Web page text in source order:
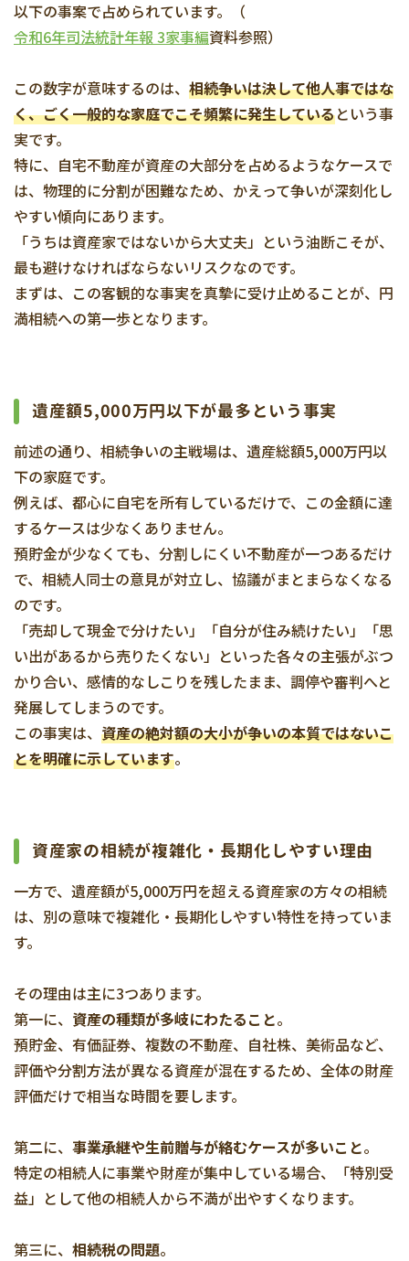
以下の事案で占められています。（
令和6年司法統計年報 3家事編資料参照）
この数字が意味するのは、 相続争いは決して他人事ではな
く、ごく一般的な家庭でこそ頻繁に発生しているという事
実です。
特に、自宅不動産が資産の大部分を占めるようなケースで
は、物理的に分割が困難なため、かえって争いが深刻化し
やすい傾向にあります。
「うちは資産家ではないから大丈夫」という油断こそが、
最も避けなければならないリスクなのです。
まずは、この客観的な事実を真摯に受け止めることが、円
満相続への第一歩となります。
遺産額5,000万円以下が最多という事実
前述の通り、相続争いの主戦場は、遺産総額5,000万円以
下の家庭です。
例えば、都心に自宅を所有しているだけで、この金額に達
するケースは少なくありません。
預貯金が少なくても、分割しにくい不動産が一つあるだけ
で、相続人同士の意見が対立し、協議がまとまらなくなる
のです。
「売却して現金で分けたい」「自分が住み続けたい」「思
い出があるから売りたくない」といった各々の主張がぶつ
かり合い、感情的なしこりを残したまま、調停や審判へと
発展してしまうのです。
この事実は、 資産の絶対額の大小が争いの本質ではないこ
とを明確に示しています。
資産家の相続が複雑化・長期化しやすい理由
一方で、遺産額が5,000万円を超える資産家の方々の相続
は、別の意味で複雑化・長期化しやすい特性を持っていま
す。
その理由は主に3つあります。
第一に、 資産の種類が多岐にわたること。
預貯金、有価証券、複数の不動産、自社株、美術品など、
評価や分割方法が異なる資産が混在するため、全体の財産
評価だけで相当な時間を要します。
第二に、 事業承継や生前贈与が絡むケースが多いこと。
特定の相続人に事業や財産が集中している場合、「特別受
益」として他の相続人から不満が出やすくなります。
第三に、 相続税の問題。